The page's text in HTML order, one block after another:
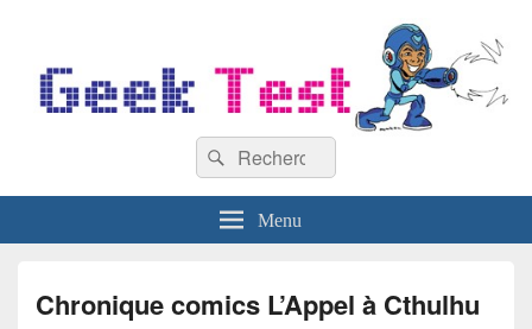
Recherche :
Rechercher
Menu
Chronique comics L’Appel à Cthulhu